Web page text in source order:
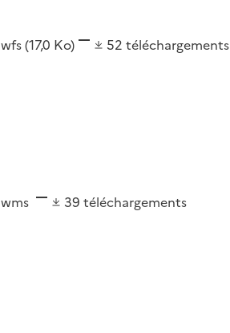
wfs(17,0 Ko) 52 téléchargements
wms 39 téléchargements